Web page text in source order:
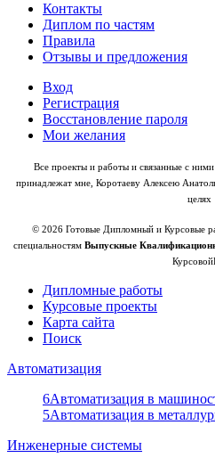
Контакты
Диплом по частям
Правила
Отзывы и предложения
Вход
Регистрация
Восстановление пароля
Мои желания
Все проекты и работы и связанные с
принадлежат мне, Коротаеву Алексею
целях
© 2026 Готовые Дипломный и Курсовые
специальностям Выпускные
Дипломные работы
Курсовые проекты
Карта сайта
Поиск
Автоматизация
6Автоматизация в
5Автоматизация в
Инженерные системы